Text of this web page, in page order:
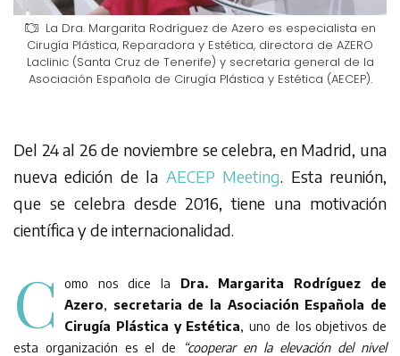
La Dra. Margarita Rodríguez de Azero es especialista en
Cirugía Plástica, Reparadora y Estética, directora de AZERO
Laclinic (Santa Cruz de Tenerife) y secretaria general de la
Asociación Española de Cirugía Plástica y Estética (AECEP).
Del 24 al 26 de noviembre se celebra, en Madrid, una
nueva edición de la AECEP Meeting . Esta reunión,
que se celebra desde 2016, tiene una motivación
científica y de internacionalidad.
C omo nos dice la Dra. Margarita Rodríguez de
Azero
secretaria de la Asociación Española de
Cirugía Plástica y Estética , uno de los objetivos de
esta organización es el de
“cooperar en la elevación del nivel